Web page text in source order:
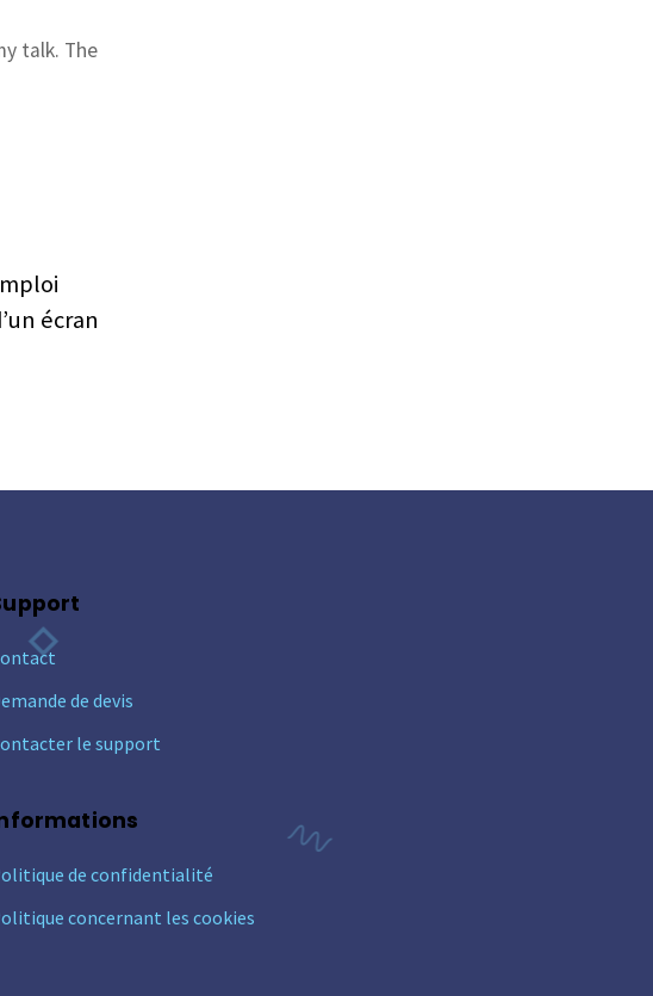
talk. The
écran
de devis
le support
de confidentialité
concernant les cookies